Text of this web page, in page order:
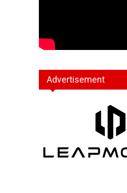
Advertisement